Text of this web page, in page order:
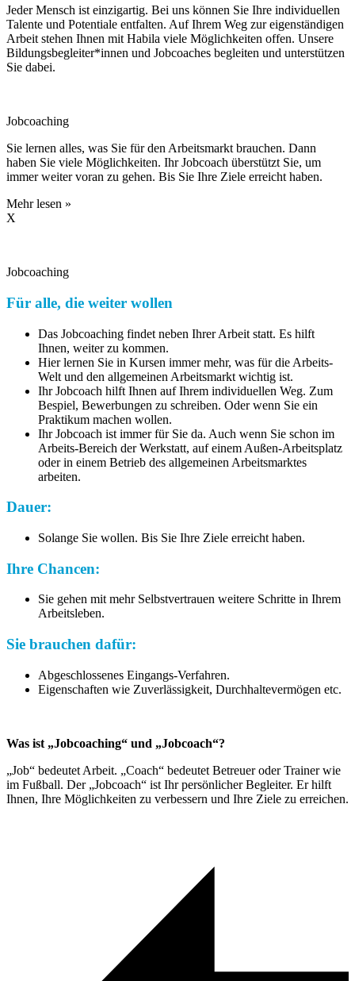
Jeder Mensch ist einzigartig. Bei uns können Sie Ihre individuellen
Talente und Potentiale entfalten. Auf Ihrem Weg zur eigenständigen
Arbeit stehen Ihnen mit Habila viele Möglichkeiten offen. Unsere
Bildungsbegleiter*innen und Jobcoaches begleiten und unterstützen
Sie dabei.
Jobcoaching
Sie lernen alles, was Sie für den Arbeitsmarkt brauchen. Dann
haben Sie viele Möglichkeiten. Ihr Jobcoach überstützt Sie, um
immer weiter voran zu gehen. Bis Sie Ihre Ziele erreicht haben.
Mehr lesen »
X
Jobcoaching
Für alle, die weiter wollen
Das Jobcoaching findet neben Ihrer Arbeit statt. Es hilft
Ihnen, weiter zu kommen.
Hier lernen Sie in Kursen immer mehr, was für die Arbeits-
Welt und den allgemeinen Arbeitsmarkt wichtig ist.
Ihr Jobcoach hilft Ihnen auf Ihrem individuellen Weg. Zum
Bespiel, Bewerbungen zu schreiben. Oder wenn Sie ein
Praktikum machen wollen.
Ihr Jobcoach ist immer für Sie da. Auch wenn Sie schon im
Arbeits-Bereich der Werkstatt, auf einem Außen-Arbeitsplatz
oder in einem Betrieb des allgemeinen Arbeitsmarktes
arbeiten.
Dauer:
Solange Sie wollen. Bis Sie Ihre Ziele erreicht haben.
Ihre Chancen:
Sie gehen mit mehr Selbstvertrauen weitere Schritte in Ihrem
Arbeitsleben.
Sie brauchen dafür:
Abgeschlossenes Eingangs-Verfahren.
Eigenschaften wie Zuverlässigkeit, Durchhaltevermögen etc.
Was ist „Jobcoaching“ und „Jobcoach“?
„Job“ bedeutet Arbeit. „Coach“ bedeutet Betreuer oder Trainer wie
im Fußball. Der „Jobcoach“ ist Ihr persönlicher Begleiter. Er hilft
Ihnen, Ihre Möglichkeiten zu verbessern und Ihre Ziele zu erreichen.